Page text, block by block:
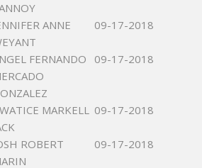
ANNE
09-17-2018
FERNANDO
09-17-2018
MARKELL 09-17-2018
ROBERT
09-17-2018